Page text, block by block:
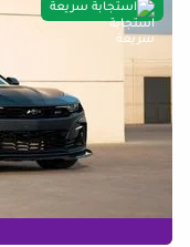
استجابة سريعة